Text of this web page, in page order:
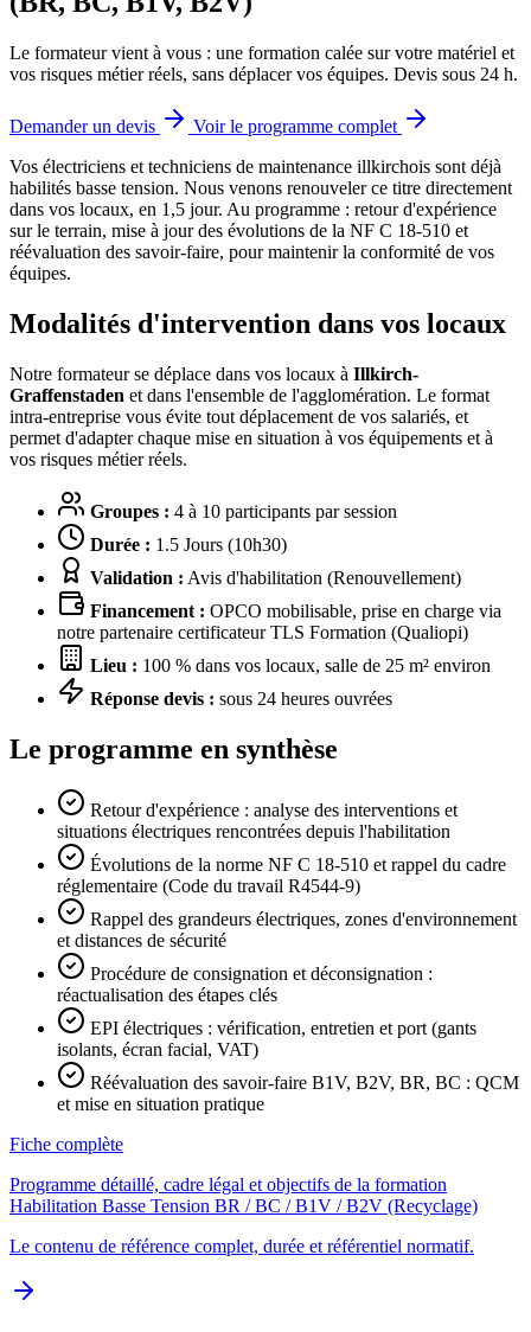
Le formateur vient à vous : une formation calée sur votre matériel et
vos risques métier réels, sans déplacer vos équipes. Devis sous 24 h.
Demander un devis
Voir le programme complet
Vos électriciens et techniciens de maintenance illkirchois sont déjà
habilités basse tension. Nous venons renouveler ce titre directement
dans vos locaux, en 1,5 jour. Au programme : retour d'expérience
sur le terrain, mise à jour des évolutions de la NF C 18-510 et
réévaluation des savoir-faire, pour maintenir la conformité de vos
équipes.
Modalités d'intervention dans vos locaux
Notre formateur se déplace dans vos locaux à Illkirch-
Graffenstaden et dans l'ensemble de l'agglomération. Le format
intra-entreprise vous évite tout déplacement de vos salariés, et
permet d'adapter chaque mise en situation à vos équipements et à
vos risques métier réels.
Groupes : 4 à 10 participants par session
Durée : 1.5 Jours (10h30)
Validation : Avis d'habilitation (Renouvellement)
Financement : OPCO mobilisable, prise en charge via
notre partenaire certificateur TLS Formation (Qualiopi)
Lieu : 100 % dans vos locaux, salle de 25 m² environ
Réponse devis : sous 24 heures ouvrées
Le programme en synthèse
Retour d'expérience : analyse des interventions et
situations électriques rencontrées depuis l'habilitation
Évolutions de la norme NF C 18-510 et rappel du cadre
réglementaire (Code du travail R4544-9)
Rappel des grandeurs électriques, zones d'environnement
et distances de sécurité
Procédure de consignation et déconsignation :
réactualisation des étapes clés
EPI électriques : vérification, entretien et port (gants
isolants, écran facial, VAT)
Réévaluation des savoir-faire B1V, B2V, BR, BC : QCM
et mise en situation pratique
Fiche complète
Programme détaillé, cadre légal et objectifs de la formation
Habilitation Basse Tension BR / BC / B1V / B2V (Recyclage)
Le contenu de référence complet, durée et référentiel normatif.